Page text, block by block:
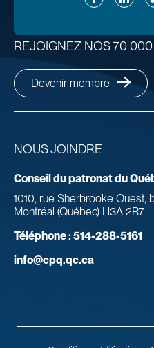
NOUS JOINDRE
Conseil du patronat du
1010, rue Sherbrooke Ouest,
Montréal (Québec) H3A 2R7
Téléphone :514-288-5161
info@cpq.qc.ca
REJOIGNEZ NOS 70
Devenir membre